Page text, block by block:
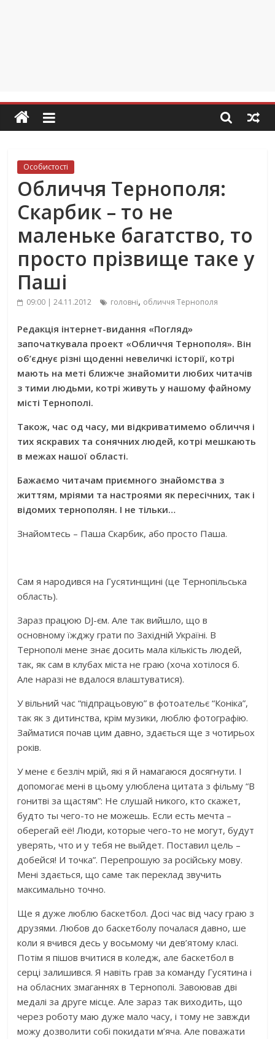
Особистості
Обличчя Тернополя:
Скарбик – то не
маленьке багатство, то
просто прізвище таке у
Паші
09:00 | 24.11.2012 головні, обличчя Тернополя
Редакція інтернет-видання «Погляд»
започаткувала проект «Обличчя Тернополя». Він
об’єднує різні щоденні невеличкі історії, котрі
мають на меті ближче знайомити любих читачів
з тими людьми, котрі живуть у нашому файному
місті Тернополі.
Також, час од часу, ми відкриватимемо обличчя і
тих яскравих та сонячних людей, котрі мешкають
в межах нашої області.
Бажаємо читачам приємного знайомства з
життям, мріями та настроями як пересічних, так і
відомих тернополян. І не тільки…
Знайомтесь – Паша Скарбик, або просто Паша.
Сам я народився на Гусятинщині (це Тернопільська
область).
Зараз працюю DJ-єм. Але так вийшло, що в
основному їжджу грати по Західній Україні. В
Тернополі мене знає досить мала кількість людей,
так, як сам в клубах міста не граю (хоча хотілося б.
Але наразі не вдалося влаштуватися).
У вільний час “підпрацьовую” в фотоательє “Коніка”,
так як з дитинства, крім музики, люблю фотографію.
Займатися почав цим давно, здається ще з чотирьох
років.
У мене є безліч мрій, які я й намагаюся досягнути. І
допомогає мені в цьому улюблена цитата з фільму “В
гонитві за щастям”: Не слушай никого, кто скажет,
будто ты чего-то не можешь. Если есть мечта –
оберегай её! Люди, которые чего-то не могут, будут
уверять, что и у тебя не выйдет. Поставил цель –
добейся! И точка”. Перепрошую за російську мову.
Мені здається, що саме так переклад звучить
максимально точно.
Ще я дуже люблю баскетбол. Досі час від часу граю з
друзями. Любов до баскетболу почалася давно, ше
коли я вчився десь у восьмому чи дев’ятому класі.
Потім я пішов вчитися в коледж, але баскетбол в
серці залишився. Я навіть грав за команду Гусятина і
на обласних змаганнях в Тернополі. Завоював дві
медалі за друге місце. Але зараз так виходить, що
через роботу маю дуже мало часу, і тому не завжди
можу дозволити собі покидати м’яча. Але поважати